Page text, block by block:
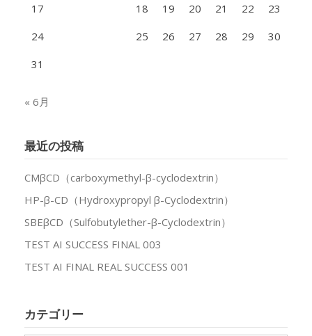
17
18 19 20 21 22
23
24
25 26 27 28 29
30
31
« 6月
最近の投稿
CMβCD（carboxymethyl-β-cyclodextrin）
HP-β-CD（Hydroxypropyl β-Cyclodextrin）
SBEβCD（Sulfobutylether-β-Cyclodextrin）
TEST AI SUCCESS FINAL 003
TEST AI FINAL REAL SUCCESS 001
カテゴリー